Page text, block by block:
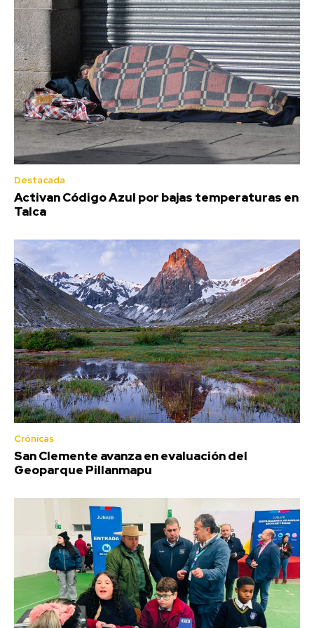
Destacada
Activan Código Azul por bajas temperaturas en
Talca
Crónicas
San Clemente avanza en evaluación del
Geoparque Pillanmapu